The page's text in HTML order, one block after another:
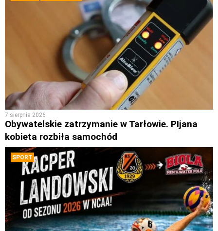
7 sierpnia 2026
Obywatelskie zatrzymanie w Tarłowie. PIjana
kobieta rozbiła samochód
SPORT